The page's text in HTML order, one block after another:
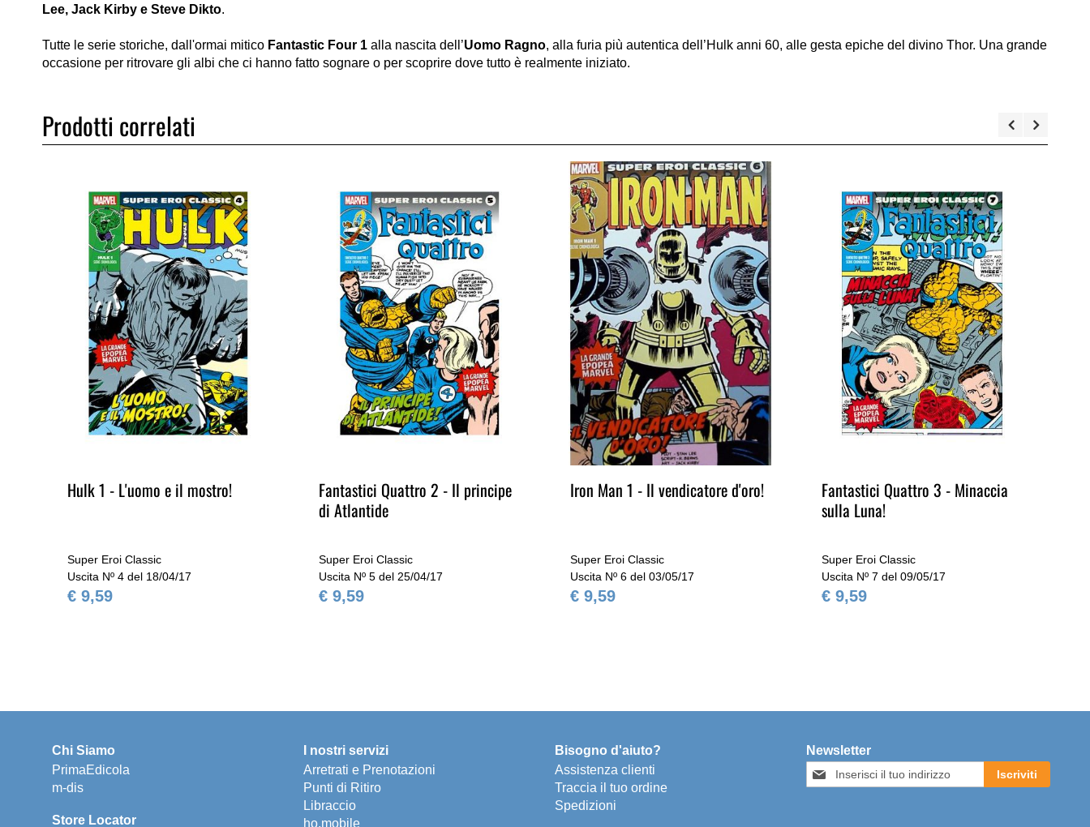
Lee, Jack Kirby e Steve Dikto.
Tutte le serie storiche, dall'ormai mitico Fantastic Four 1 alla nascita dell’Uomo Ragno, alla furia più autentica dell’Hulk anni 60, alle gesta epiche del divino Thor. Una grande
occasione per ritrovare gli albi che ci hanno fatto sognare o per scoprire dove tutto è realmente iniziato.
Prodotti correlati
Hulk 1 - L'uomo e il mostro!
Super Eroi Classic
Uscita Nº 4 del 18/04/17
€ 9,59
Fantastici Quattro 2 - Il principe
di Atlantide
Super Eroi Classic
Uscita Nº 5 del 25/04/17
€ 9,59
Iron Man 1 - Il vendicatore d'oro!
Super Eroi Classic
Uscita Nº 6 del 03/05/17
€ 9,59
Fantastici Quattro 3 - Minaccia
sulla Luna!
Super Eroi Classic
Uscita Nº 7 del 09/05/17
€ 9,59
Chi Siamo
PrimaEdicola
m-dis
Store Locator
I nostri servizi
Arretrati e Prenotazioni
Punti di Ritiro
Libraccio
ho.mobile
Bisogno d'aiuto?
Assistenza clienti
Traccia il tuo ordine
Spedizioni
Newsletter
Iscriviti
alla
Iscriviti